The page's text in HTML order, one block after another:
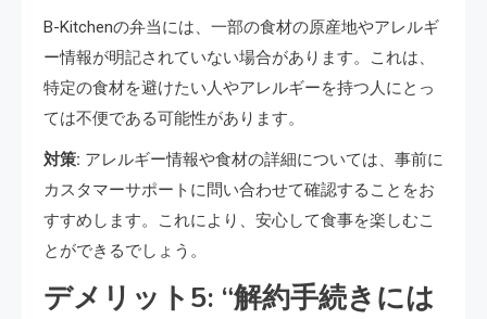
B-Kitchenの弁当には、一部の食材の原産地やアレルギ
ー情報が明記されていない場合があります。これは、
特定の食材を避けたい人やアレルギーを持つ人にとっ
ては不便である可能性があります。
対策: アレルギー情報や食材の詳細については、事前に
カスタマーサポートに問い合わせて確認することをお
すすめします。これにより、安心して食事を楽しむこ
とができるでしょう。
デメリット5: “解約手続きには